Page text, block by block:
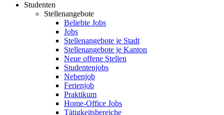
Studenten
Stellenangebote
Beliebte Jobs
Jobs
Stellenangebote je Stadt
Stellenangebote je Kanton
Neue offene Stellen
Studentenjobs
Nebenjob
Ferienjob
Praktikum
Home-Office Jobs
Tätigkeitsbereiche